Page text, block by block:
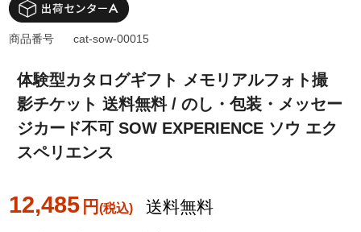
体験型カタログギフト メモリアルフォト撮
影チケット 送料無料 / のし・包装・メッセー
ジカード不可 SOW EXPERIENCE ソウ エク
スペリエンス
12,485 円 送料無料
商品番号 cat-sow-00015